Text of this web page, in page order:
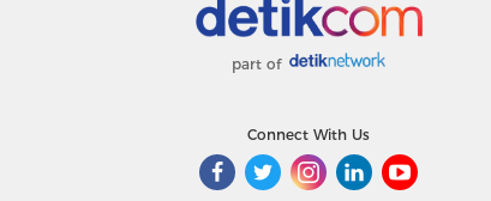
part of
Connect With Us